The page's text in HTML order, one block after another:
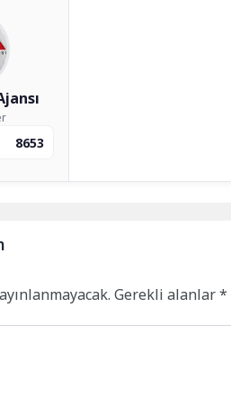
8653
Gerekli alanlar*